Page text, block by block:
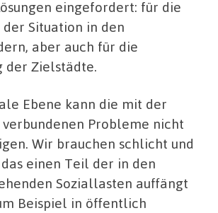
eingefordert: für die
Situation in den
aber auch für die
der Zielstädte.
Ebene kann die mit der
Probleme nicht
Wir brauchen schlicht und
einen Teil der in den
Soziallasten auffängt
Beispiel in öffentlich